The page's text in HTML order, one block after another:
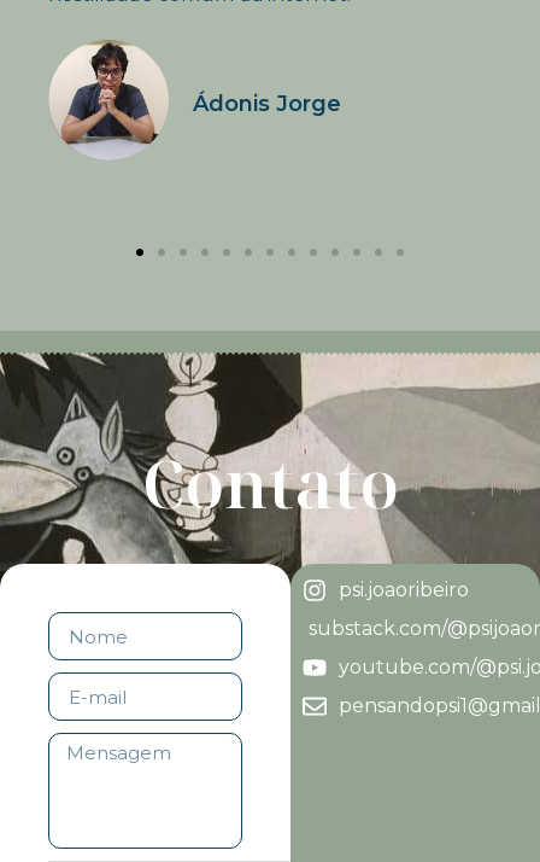
Ádonis Jorge
Contato
psi.joaoribeiro
substack.com/
youtube.com/